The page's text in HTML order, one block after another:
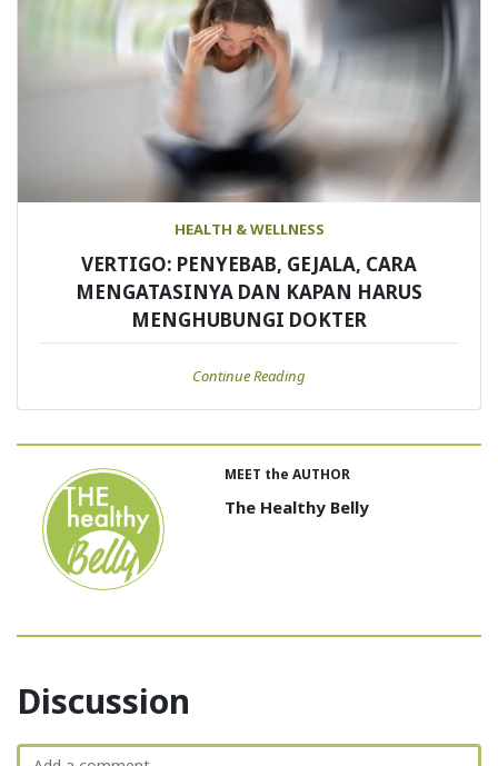
HEALTH & WELLNESS
VERTIGO: PENYEBAB, GEJALA, CARA
MENGATASINYA DAN KAPAN HARUS
MENGHUBUNGI DOKTER
Continue Reading
MEET the AUTHOR
The Healthy Belly
Discussion